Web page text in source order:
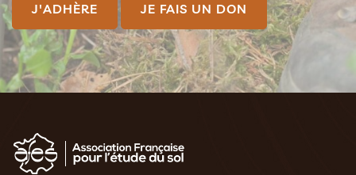
J'ADHÈRE JE FAIS UN DON